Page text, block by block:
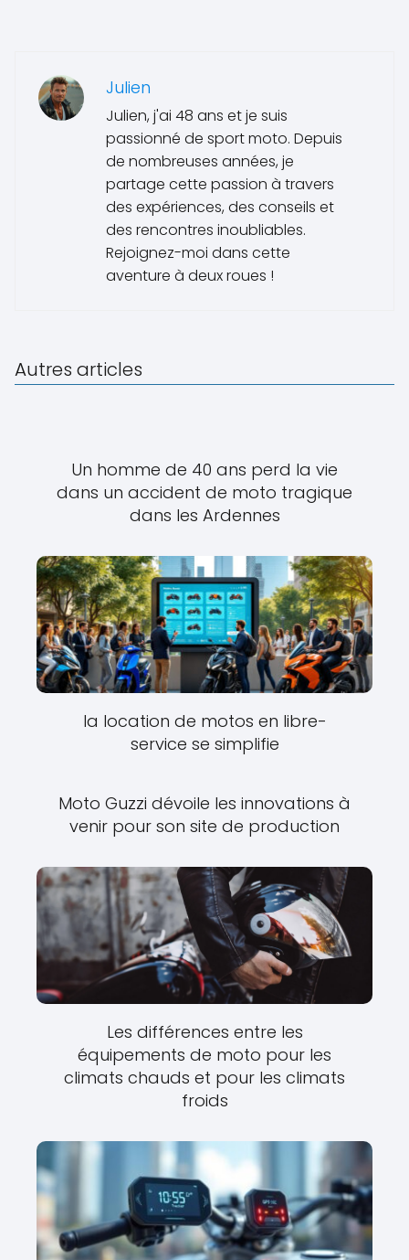
Julien
Julien, j'ai 48 ans et je suis
passionné de sport moto. Depuis
de nombreuses années, je
partage cette passion à travers
des expériences, des conseils et
des rencontres inoubliables.
Rejoignez-moi dans cette
aventure à deux roues !
Autres articles
Un homme de 40 ans perd la vie
dans un accident de moto tragique
dans les Ardennes
la location de motos en libre-
service se simplifie
Moto Guzzi dévoile les innovations à
venir pour son site de production
Les différences entre les
équipements de moto pour les
climats chauds et pour les climats
froids